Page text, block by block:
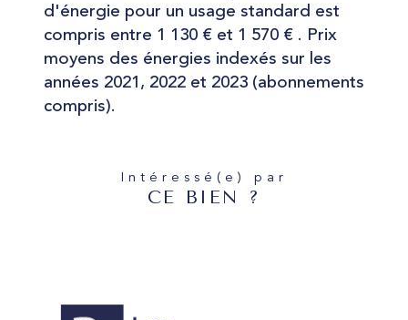
d'énergie pour un usage standard est
compris entre 1 130 € et 1 570 € . Prix
moyens des énergies indexés sur les
années 2021, 2022 et 2023 (abonnements
compris).
Intéressé(e) par
CE BIEN ?